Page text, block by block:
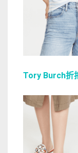
Tory Burch折